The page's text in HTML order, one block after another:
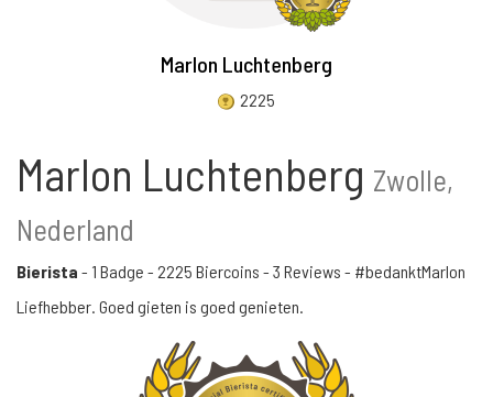
Marlon Luchtenberg
2225
Marlon Luchtenberg Zwolle,
Nederland
Bierista - 1 Badge - 2225 Biercoins - 3 Reviews - #bedanktMarlon
Liefhebber. Goed gieten is goed genieten.